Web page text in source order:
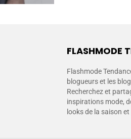
FLASHMODE
Flashmode
blogueurs et les
Recherchez et
inspirations mode,
looks de la saison